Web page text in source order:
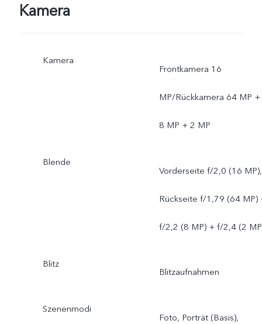
Kamera
Kamera
Frontkamera 16
MP/Rückkamera 64 MP +
8 MP + 2 MP
Blende
Vorderseite f/2,0 (16 MP),
Rückseite f/1,79 (64 MP)
f/2,2 (8 MP) + f/2,4 (2
Blitz
Blitzaufnahmen
Szenenmodi
Foto, Porträt (Basis),